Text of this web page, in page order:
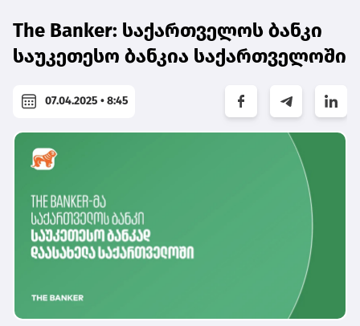
The Banker: საქართველოს ბანკი
საუკეთესო ბანკია საქართველოში
07.04.2025 • 8:45